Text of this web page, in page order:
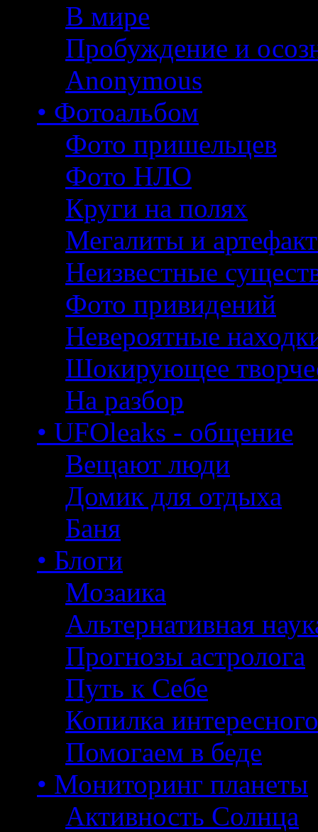
В мире
Пробуждение и
Anonymous
• Фотоальбом
Фото пришельцев
Фото НЛО
Круги на полях
Мегалиты и
Неизвестные
Фото привидений
Невероятные
Шокирующее
На разбор
• UFOleaks - общение
Вещают люди
Домик для отдыха
Баня
• Блоги
Мозаика
Альтернативная
Прогнозы астролога
Путь к Себе
Копилка интересного
Помогаем в беде
• Мониторинг планеты
Активность Солнца